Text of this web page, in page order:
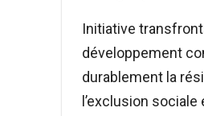
Initiative
développement
durablement la
l’exclusion